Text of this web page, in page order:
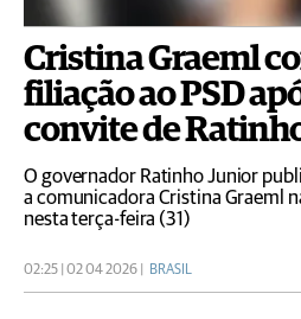
Cristina Graeml
filiação ao PSD
convite de
O governador Ratinho Junior
a comunicadora Cristina Graeml
nesta terça-feira (31)
02:25 | 02 04 2026 | BRASIL